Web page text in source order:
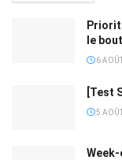
le
6
[Test
5